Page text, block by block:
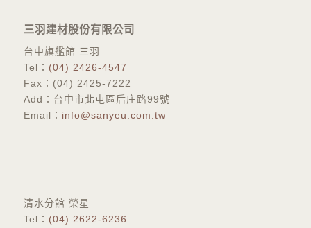
三羽建材股份有限公司
台中旗艦館 三羽
Tel： (04) 2426-4547
Fax：(04) 2425-7222
Add：台中市北屯區后庄路99號
Email： info@sanyeu.com.tw
​清水分館 榮星
Tel： (04) 2622-6236